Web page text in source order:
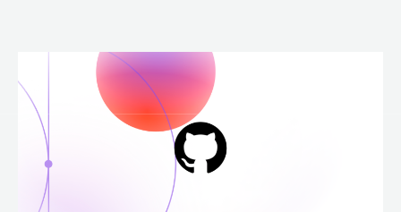
para
conteúdo